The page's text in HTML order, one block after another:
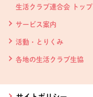
生活クラブ連合会 トップ
サービス案内
活動・とりくみ
各地の生活クラブ生協